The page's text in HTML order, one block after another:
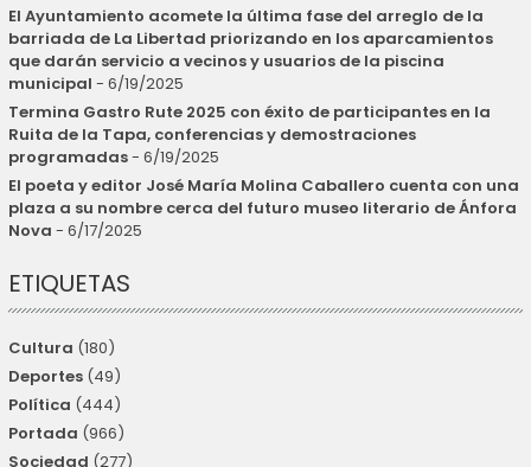
El Ayuntamiento acomete la última fase del arreglo de la
barriada de La Libertad priorizando en los aparcamientos
que darán servicio a vecinos y usuarios de la piscina
municipal - 6/19/2025
Termina Gastro Rute 2025 con éxito de participantes en la
Ruita de la Tapa, conferencias y demostraciones
programadas- 6/19/2025
El poeta y editor José María Molina Caballero cuenta con una
plaza a su nombre cerca del futuro museo literario de Ánfora
Nova - 6/17/2025
ETIQUETAS
Cultura (180)
Deportes (49)
Política (444)
Portada (966)
Sociedad (277)